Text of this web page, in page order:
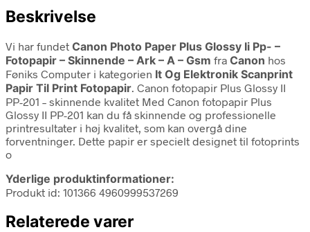
Beskrivelse
Vi har fundet Canon Photo Paper Plus Glossy Ii Pp- –
Fotopapir – Skinnende – Ark – A – Gsm fra Canon hos
Føniks Computer i kategorien It Og Elektronik Scanprint
Papir Til Print Fotopapir. Canon fotopapir Plus Glossy II
PP-201 – skinnende kvalitet Med Canon fotopapir Plus
Glossy II PP-201 kan du få skinnende og professionelle
printresultater i høj kvalitet, som kan overgå dine
forventninger. Dette papir er specielt designet til fotoprints
o
Yderlige produktinformationer:
Produkt id: 101366 4960999537269
Relaterede varer